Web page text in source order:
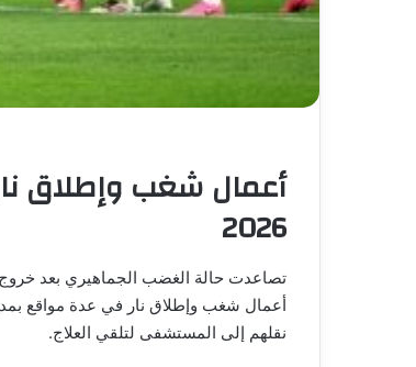
أعمال شغب وإطلاق
2026
أعمال شغب وإطلاق نار في عدة مواقع
نقلهم إلى المستشفى لتلقي العلاج.